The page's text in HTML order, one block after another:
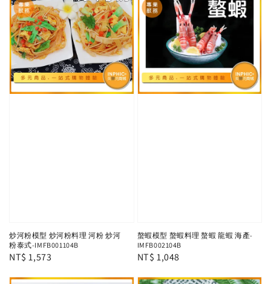
炒河粉模型 炒河粉料理 河粉 炒河
粉泰式-IMFB001104B
Regular
NT$ 1,573
螯蝦模型 螯蝦料理 螯蝦 龍蝦 海產-
IMFB002104B
Regular
NT$ 1,048